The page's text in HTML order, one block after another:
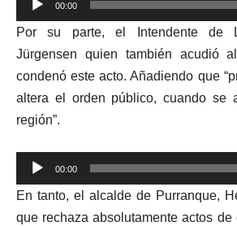
Reproductor
de
audio
00:00
Por su parte, el Intendente de
Jürgensen quien también acudió
condenó este acto. Añadiendo que
altera el orden público, cuando se
región”.
Reproductor
de
audio
00:00
En tanto, el alcalde de Purranque,
que rechaza absolutamente actos de